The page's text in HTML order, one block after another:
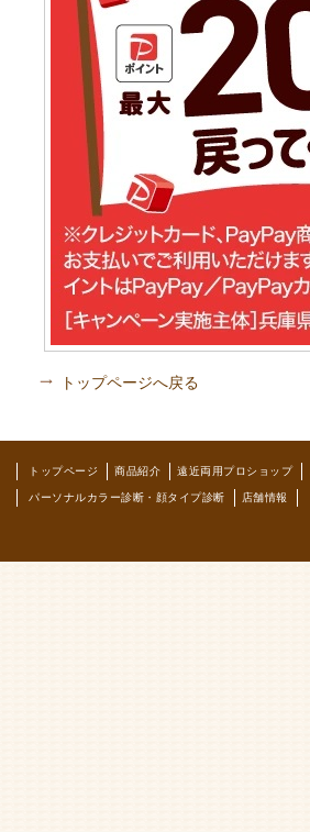
トップページへ戻る
トップページ 商品紹介 遠近両用プロショップ
パーソナルカラー診断・顔タイプ診断 店舗情報